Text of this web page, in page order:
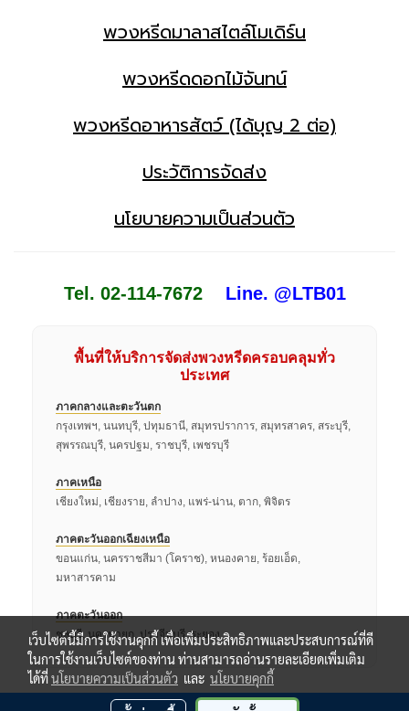
พวงหรีดมาลาสไตล์โมเดิร์น
พวงหรีดดอกไม้จันทน์
พวงหรีดอาหารสัตว์ (ได้บุญ 2 ต่อ)
ประวัติการจัดส่ง
นโยบายความเป็นส่วนตัว
Tel. 02-114-7672 Line. @LTB01
พื้นที่ให้บริการจัดส่งพวงหรีดครอบคลุมทั่ว
ประเทศ
ภาคกลางและตะวันตก
กรุงเทพฯ, นนทบุรี, ปทุมธานี, สมุทรปราการ, สมุทรสาคร, สระบุรี,
สุพรรณบุรี, นครปฐม, ราชบุรี, เพชรบุรี
ภาคเหนือ
เชียงใหม่, เชียงราย, ลำปาง, แพร่-น่าน, ตาก, พิจิตร
ภาคตะวันออกเฉียงเหนือ
ขอนแก่น, นครราชสีมา (โคราช), หนองคาย, ร้อยเอ็ด,
มหาสารคาม
ภาคตะวันออก
ชลบุรี, นครนายก, ปราจีนบุรี, ระยอง
เว็บไซต์นี้มีการใช้งานคุกกี้ เพื่อเพิ่มประสิทธิภาพและประสบการณ์ที่ดี
ในการใช้งานเว็บไซต์ของท่าน ท่านสามารถอ่านรายละเอียดเพิ่มเติม
ได้ที่นโยบายความเป็นส่วนตัว และ นโยบายคุกกี้